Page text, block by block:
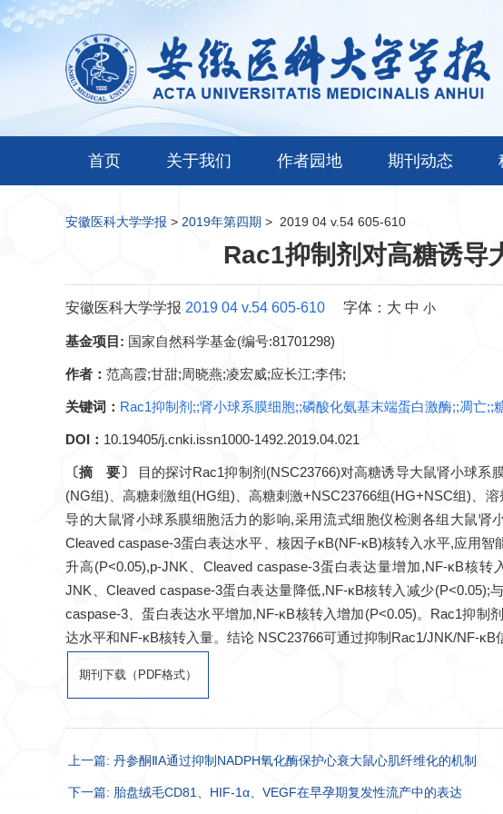
首页 关于我们 作者园地 期刊动态
安徽医科大学学报 > 2019年第四期 > 2019 04 v.54 605-610
Rac1抑制剂对高糖诱导
安徽医科大学学报 2019 04 v.54 605-610 字体： 大 中 小
基金项目: 国家自然科学基金(编号:81701298)
作者： 范高霞;甘甜;周晓燕;凌宏威;应长江;李伟;
关键词： Rac1抑制剂;;肾小球系膜细胞;;磷酸化氨基末端蛋白激酶;;凋亡;;
DOI： 10.19405/j.cnki.issn1000-1492.2019.04.021
〔摘 要〕
目的探讨Rac1抑制剂(NSC23766)对高糖诱导大鼠肾小球
(NG组)、高糖刺激组(HG组)、高糖刺激+NSC23766组(HG+NSC组)、
导的大鼠肾小球系膜细胞活力的影响,采用流式细胞仪检测各组大鼠肾
Cleaved caspase-3蛋白表达水平、核因子κB(NF-κB)核转入水平,应用
升高(P<0.05),p-JNK、Cleaved caspase-3蛋白表达量增加,NF-κB核
JNK、Cleaved caspase-3蛋白表达量降低,NF-κB核转入减少
caspase-3、蛋白表达水平增加,NF-κB核转入增加(P<0.05)。Rac1抑
达水平和NF-κB核转入量。结论 NSC23766可通过抑制Rac1/JNK/NF-κB
期刊下载（PDF格式）
上一篇: 丹参酮ⅡA通过抑制NADPH氧化酶保护心衰大鼠心肌纤维化的机制
下一篇: 胎盘绒毛CD81、HIF-1α、VEGF在早孕期复发性流产中的表达